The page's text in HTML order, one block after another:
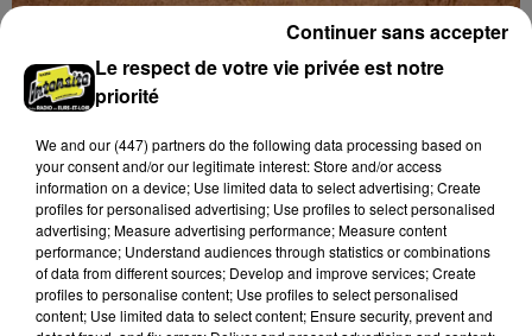
Loir-et-Cher : un pyromane interpellé grâce
au sang-froid des...
Samedi 25 juillet, plus d'une dizaine de feux de
secteur de Fontaine-les-Côteaux, Montoire et Lunay.
Grâce...
A LA UNE Voir plus
Le respect de votre vie privée est notre
priorité
We and our (447) partnersdo the following data processing based on
your consent and/or our legitimate interest: Store and/or access
information on a device; Use limited data to select advertising; Create
profiles for personalised advertising; Use profiles to select personalised
advertising; Measure advertising performance; Measure content
performance; Understand audiences through statistics or combinations
of data from different sources; Develop and improve services; Create
profiles to personalise content; Use profiles to select personalised
content; Use limited data to select content; Ensure security, prevent and
Continuer sans accepter